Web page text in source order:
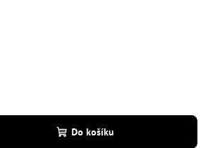
Do košíku